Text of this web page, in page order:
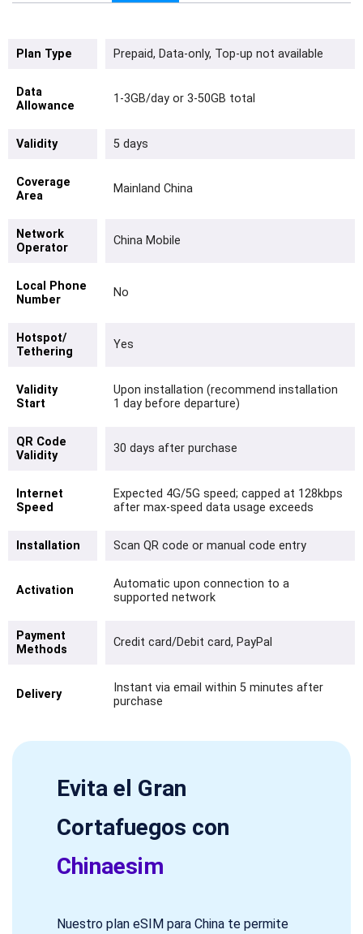
Plan Type Prepaid, Data-only, Top-up not available
Data
Allowance
1-3GB/day or 3-50GB total
Validity 5 days
Coverage
Area
Mainland China
Network
Operator
China Mobile
Local Phone
Number
No
Hotspot/
Tethering
Yes
Validity
Start
Upon installation (recommend installation
1 day before departure)
QR Code
Validity
30 days after purchase
Internet
Speed
Expected 4G/5G speed; capped at 128kbps
after max-speed data usage exceeds
Installation Scan QR code or manual code entry
Activation
Automatic upon connection to a
supported network
Payment
Methods
Credit card/Debit card, PayPal
Delivery
Instant via email within 5 minutes after
purchase
Evita el Gran
Cortafuegos con
Chinaesim
Nuestro plan eSIM para China te permite